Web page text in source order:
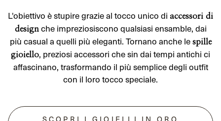
L'obiettivo è stupire grazie al tocco unico di accessori di
designche impreziosiscono qualsiasi ensamble, dai
più casual a quelli più eleganti. Tornano anche le spille
gioiello, preziosi accessori che sin dai tempi antichi ci
affascinano, trasformando il più semplice degli outfit
con il loro tocco speciale.